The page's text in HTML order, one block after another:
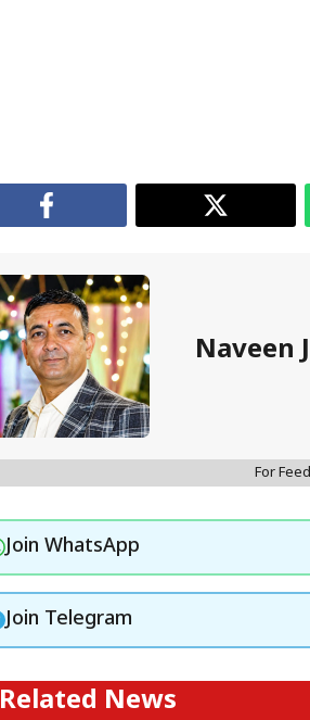
Naveen
For
Join WhatsApp
Join Telegram
Related News